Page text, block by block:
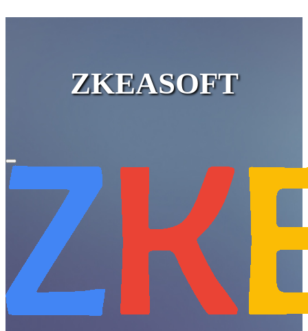
ZKEASOFT